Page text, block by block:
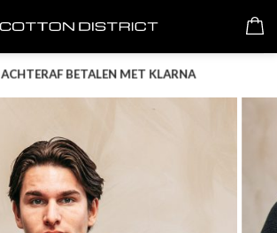
ACHTERAF BETALEN MET KLARNA